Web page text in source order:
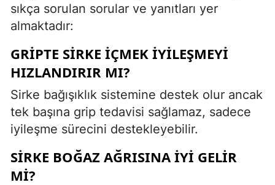
sıkça sorulan sorular ve yanıtları yer
almaktadır:
GRIPTE SIRKE IÇMEK IYILEŞMEYI
HIZLANDIRIR MI?
Sirke bağışıklık sistemine destek olur ancak
tek başına grip tedavisi sağlamaz, sadece
iyileşme sürecini destekleyebilir.
SIRKE BOĞAZ AĞRISINA IYI GELIR
MI?